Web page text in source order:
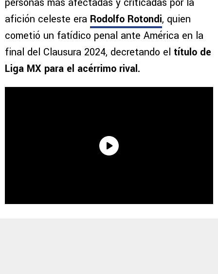
personas más afectadas y criticadas por la
afición celeste era Rodolfo Rotondi, quien
cometió un fatídico penal ante América en la
final del Clausura 2024, decretando el título de
Liga MX para el acérrimo rival.